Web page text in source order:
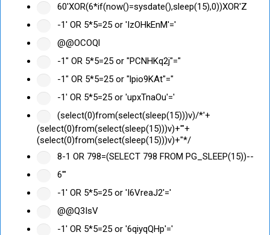
60'XOR(6*if(now()=sysdate(),sleep(15),0))XOR'Z
-1' OR 5*5=25 or 'IzOHkEnM'='
@@OCOQl
-1" OR 5*5=25 or "PCNHKq2j"="
-1" OR 5*5=25 or "lpio9KAt"="
-1' OR 5*5=25 or 'upxTnaOu'='
(select(0)from(select(sleep(15)))v)/*'+
(select(0)from(select(sleep(15)))v)+'"+
(select(0)from(select(sleep(15)))v)+"*/
8-1 OR 798=(SELECT 798 FROM PG_SLEEP(15))--
6'"
-1' OR 5*5=25 or 'I6VreaJ2'='
@@Q3IsV
-1' OR 5*5=25 or '6qiyqQHp'='